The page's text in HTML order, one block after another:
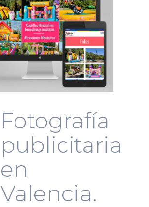
Fotografía
publicitaria
en
Valencia.